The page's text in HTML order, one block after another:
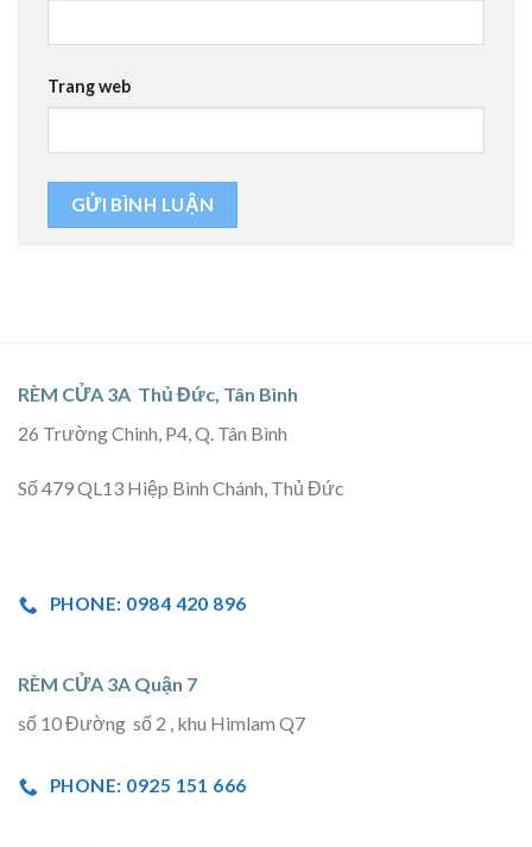
Trang web
RÈM CỬA 3A Thủ Đức, Tân Bình
26 Trường Chinh, P4, Q. Tân Bình
Số 479 QL13 Hiệp Bình Chánh, Thủ Đức
PHONE: 0984 420 896
RÈM CỬA 3A Quận 7
số 10 Đường số 2 , khu Himlam Q7
PHONE: 0925 151 666